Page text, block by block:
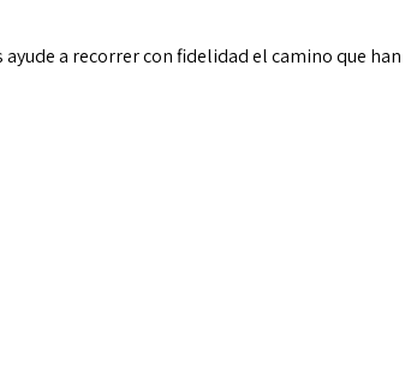
a recorrer con fidelidad el camino que han